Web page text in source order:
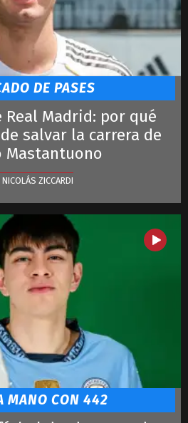
DE PASES
Real Madrid: por qué
salvar la carrera de
Mastantuono
NICOLÁS ZICCARDI
MANO CON 442